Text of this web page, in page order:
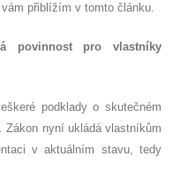
přiblížím v tomto článku.
povinnost pro vlastníky
podklady o skutečném
Zákon nyní ukládá vlastníkům
v aktuálním stavu, tedy